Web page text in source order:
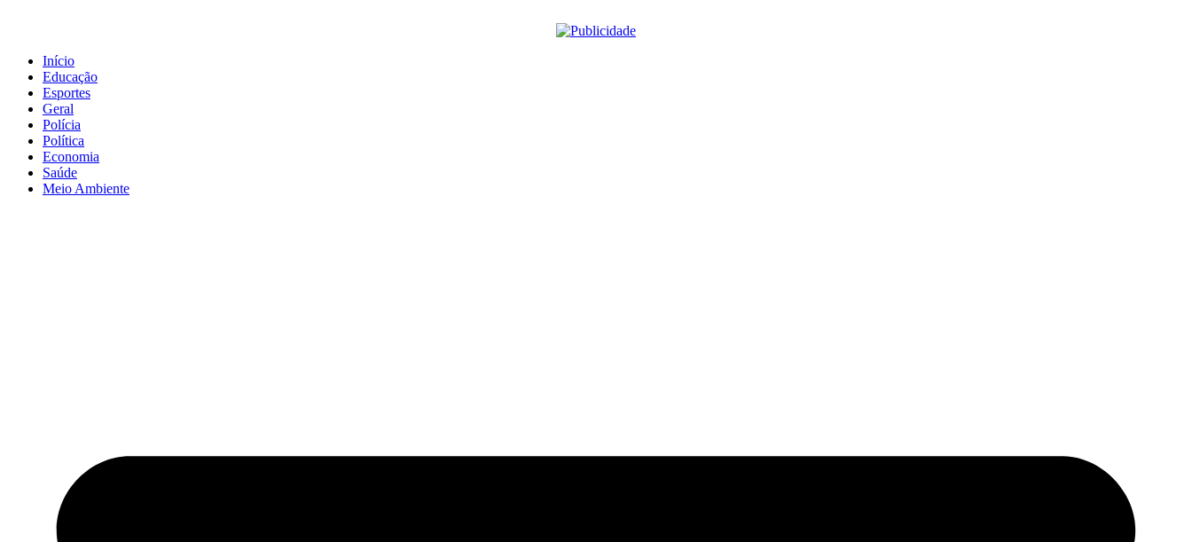
Início
Educação
Esportes
Geral
Polícia
Política
Economia
Saúde
Meio Ambiente